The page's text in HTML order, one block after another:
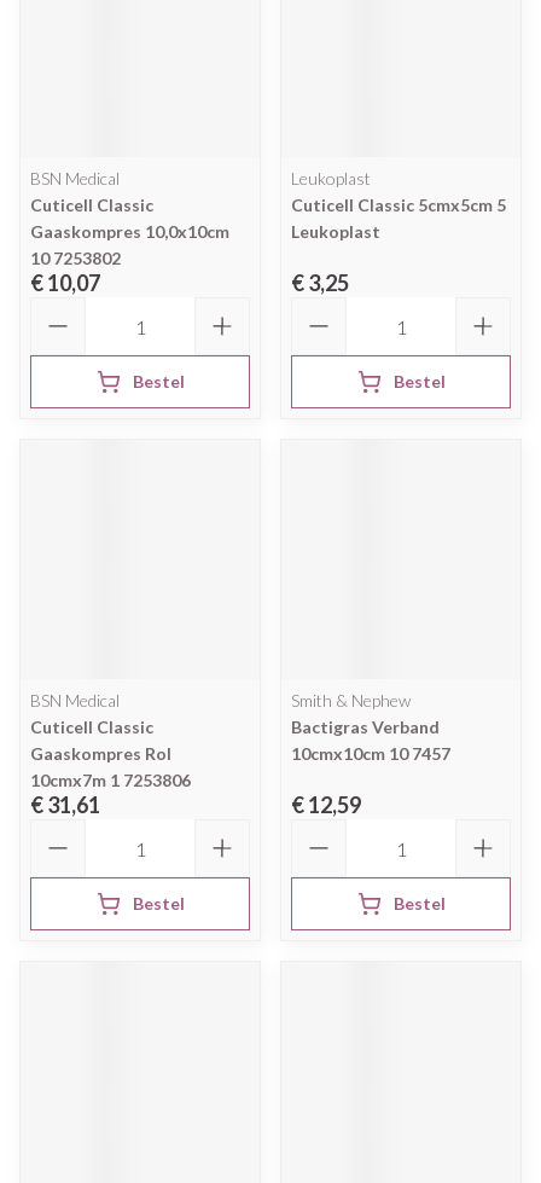
BSN Medical
Cuticell Classic
Gaaskompres 10,0x10cm
10 7253802
€ 10,07
Bestel
Leukoplast
Cuticell Classic 5cmx5cm 5
Leukoplast
€ 3,25
Bestel
BSN Medical
Cuticell Classic
Gaaskompres Rol
10cmx7m 1 7253806
€ 31,61
Bestel
Smith & Nephew
Bactigras Verband
10cmx10cm 10 7457
€ 12,59
Bestel